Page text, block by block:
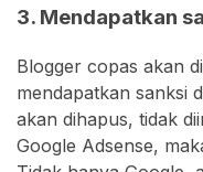
3. Mendapatkan
Blogger copas akan
mendapatkan sanksi
akan dihapus, tidak
Google Adsense,